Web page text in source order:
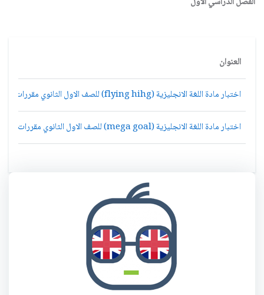
العنوان
اختبار مادة اللغة الانجليزية (flying hihg) للصف الاول الثانوي مقررات الفصل الاول
اختبار مادة اللغة الانجليزية (mega goal) للصف الاول الثانوي مقررات الفصل الاول